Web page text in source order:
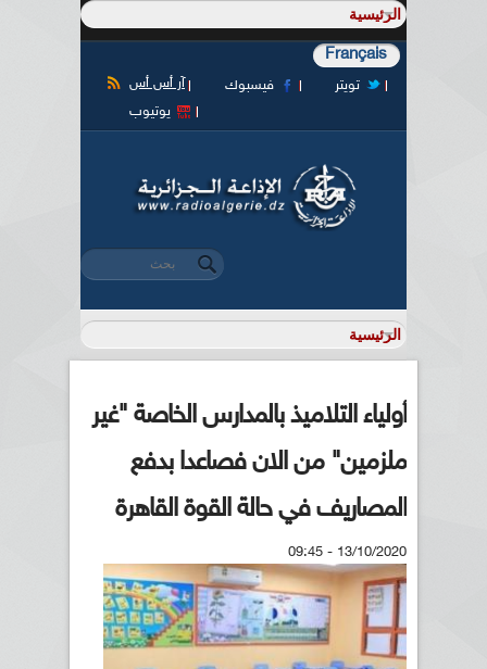
Français
آر أس أس فيسبوك
تويتر
يوتيوب
استمارة البحث
‏بحث ‏
أولياء التلاميذ بالمدارس الخاصة "غير
ملزمين" من الان فصاعدا بدفع
المصاريف في حالة القوة القاهرة
13/10/2020 - 09:45